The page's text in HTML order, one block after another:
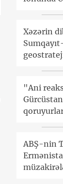
Xəzərin
"Ani
ABŞ-nin